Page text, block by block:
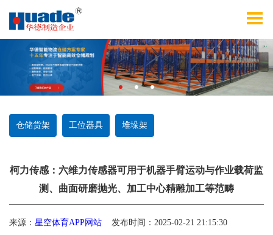
仓储货架 工位器具 堆垛架
柯力传感：六维力传感器可用于机器手臂运动与作业载荷监
测、曲面研磨抛光、加工中心精雕加工等范畴
来源： 星空体育APP网站 发布时间：2025-02-21 21:15:30